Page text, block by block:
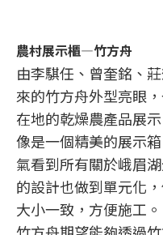
農村展示櫃—竹方舟
由李騏任、曾奎銘、
來的竹方舟外型亮眼
在地的乾燥農產品展
像是一個精美的展示
氣看到所有關於峨眉
的設計也做到單元化
大小一致，方便施工。